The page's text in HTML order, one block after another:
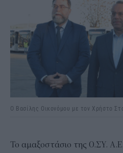
Ο Βασίλης Οικονόμου με τον Χρήστο
Το αμαξοστάσιο της Ο.ΣΥ.